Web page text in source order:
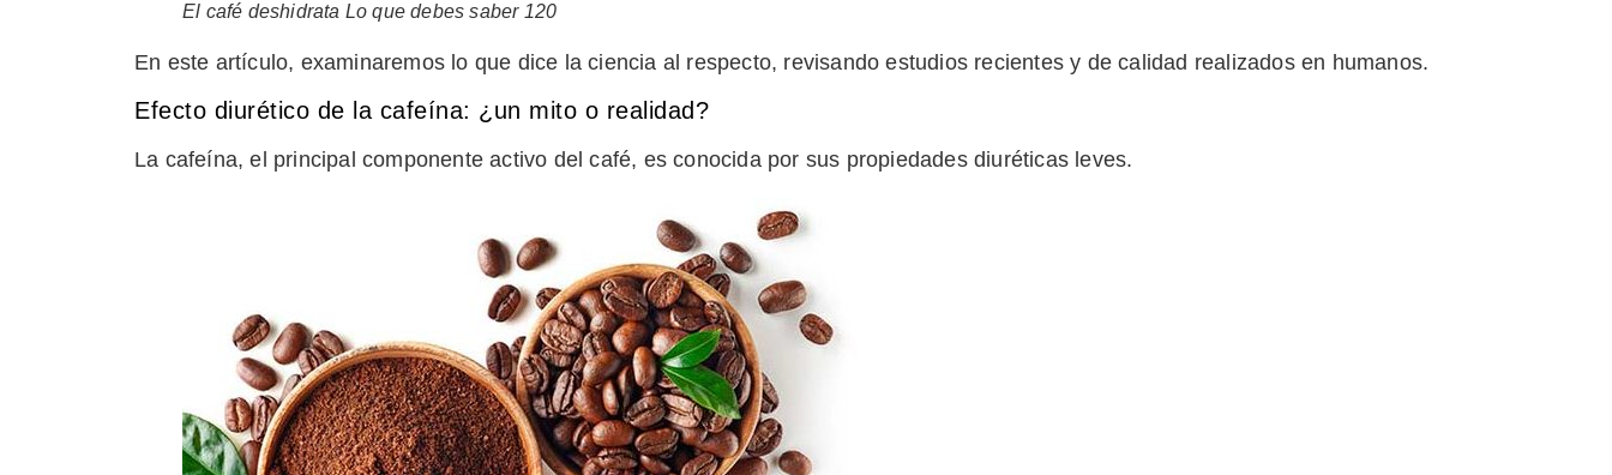
El café deshidrata Lo que debes saber 120
En este artículo, examinaremos lo que dice la ciencia al respecto, revisando estudios recientes y de calidad realizados en humanos.
Efecto diurético de la cafeína: ¿un mito o realidad?
La cafeína, el principal componente activo del café, es conocida por sus propiedades diuréticas leves.